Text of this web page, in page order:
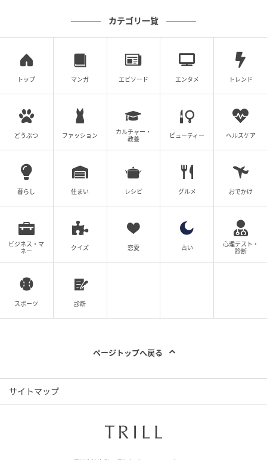
次の記事
30日間、毎日フレッシュジュースを飲みつづ
けた結果、お腹のはりが改善した理由
の記事をもっとみる
カテゴリ一覧
トップ マンガ エピソード エンタメ トレンド
どうぶつ ファッション
カルチャー・
教養
ビューティー ヘルスケア
暮らし 住まい レシピ グルメ おでかけ
ビジネス・マ
ネー
クイズ 恋愛 占い
心理テスト・
診断
スポーツ 診断
ページトップへ戻る
サイトマップ